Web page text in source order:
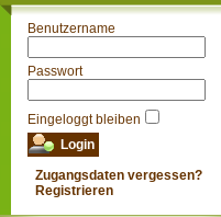
Benutzername
Passwort
Eingeloggt bleiben
Zugangsdaten vergessen?
Registrieren